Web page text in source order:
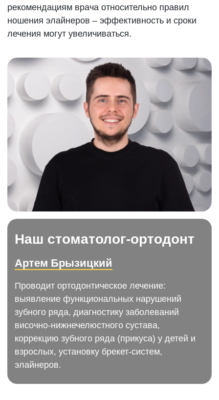
рекомендациям врача относительно правил
ношения элайнеров – эффективность и сроки
лечения могут увеличиваться.
Наш стоматолог-ортодонт
Артем Брызицкий
Проводит ортодонтическое лечение:
выявление функциональных нарушений
зубного ряда, диагностику заболеваний
височно-нижнечелюстного сустава,
коррекцию зубного ряда (прикуса) у детей и
взрослых, установку брекет-систем,
элайнеров.